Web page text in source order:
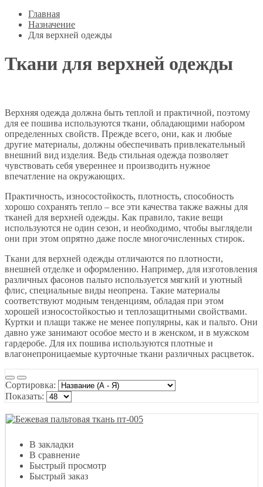
Главная
Назначение
Для верхней одежды
Ткани для верхней одежды
Верхняя одежда должна быть теплой и практичной, поэтому
для ее пошива используются ткани, обладающими набором
определенных свойств. Прежде всего, они, как и любые
другие материалы, должны обеспечивать привлекательный
внешний вид изделия. Ведь стильная одежда позволяет
чувствовать себя увереннее и производить нужное
впечатление на окружающих.
Практичность, износостойкость, плотность, способность
хорошо сохранять тепло – все эти качества также важны для
тканей для верхней одежды. Как правило, такие вещи
используются не один сезон, и необходимо, чтобы выглядели
они при этом опрятно даже после многочисленных стирок.
Ткани для верхней одежды отличаются по плотности,
внешней отделке и оформлению. Например, для изготовления
различных фасонов пальто используется мягкий и уютный
флис, специальные виды неопрена. Такие материалы
соответствуют модным тенденциям, обладая при этом
хорошей износостойкостью и теплозащитными свойствами.
Куртки и плащи также не менее популярны, как и пальто. Они
давно уже занимают особое место и в женском, и в мужском
гардеробе. Для их пошива используются плотные и
влагонепроницаемые курточные ткани различных расцветок.
Сортировка:
Показать:
В закладки
В сравнение
Быстрый просмотр
Быстрый заказ